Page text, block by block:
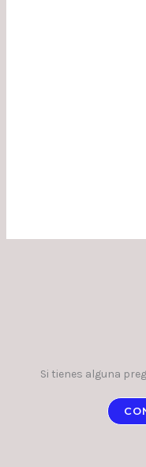
Si tienes alguna